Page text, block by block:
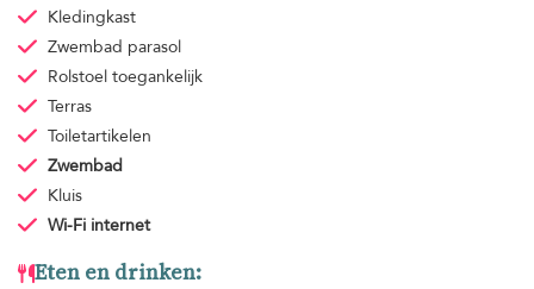
Kledingkast
Zwembad parasol
Rolstoel toegankelijk
Terras
Toiletartikelen
Zwembad
Kluis
Wi-Fi internet
Eten en drinken: